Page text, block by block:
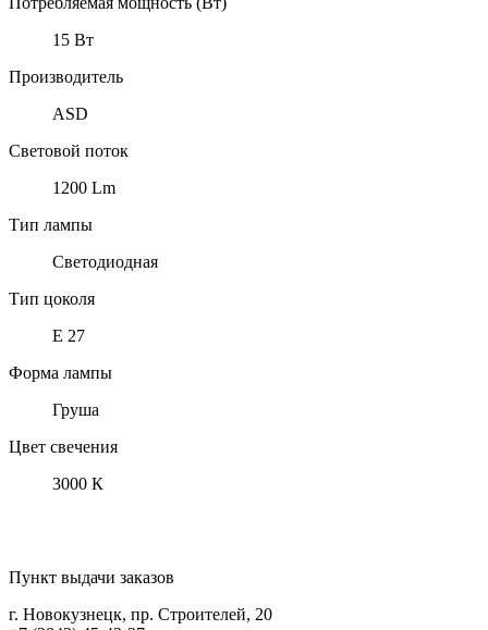
15 Вт
Производитель
ASD
Световой поток
1200 Lm
Тип лампы
Светодиодная
Тип цоколя
Е 27
Форма лампы
Груша
Цвет свечения
3000 К
Пункт выдачи заказов
г. Новокузнецк, пр. Строителей, 20